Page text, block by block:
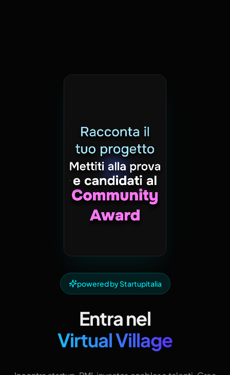
powered by Startupitalia
Entra nel
Virtual Village